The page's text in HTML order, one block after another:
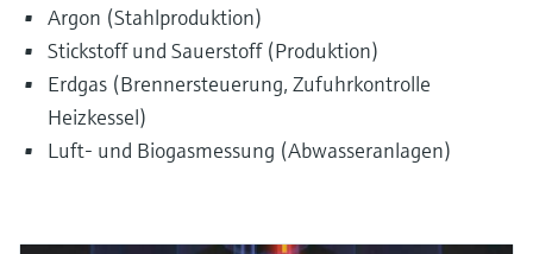
Argon (Stahlproduktion)
Stickstoff und Sauerstoff (Produktion)
Erdgas (Brennersteuerung, Zufuhrkontrolle
Heizkessel)
Luft- und Biogasmessung (Abwasseranlagen)